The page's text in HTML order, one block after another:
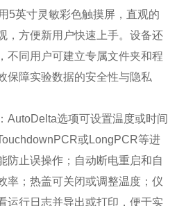
5英寸灵敏彩色触摸屏，直观的
，方便新用户快速上手。设备还
不同用户可建立专属文件夹和程
保障实验数据的安全性与隐私
选项可设置温度或时间
或LongPCR等进
防止误操作；自动断电重启和自
率；热盖可关闭或调整温度；仪
运行日志并导出或打印，便于实